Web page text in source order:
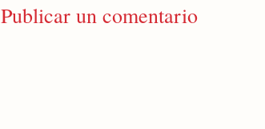
Publicar un comentario